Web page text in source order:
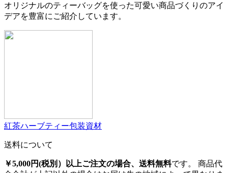
オリジナルのティーバッグを使った可愛い商品づくりのアイ
デアを豊富にご紹介しています。
紅茶ハーブティー包装資材
送料について
￥5,000円(税別）以上ご注文の場合、送料無料です。 商品代